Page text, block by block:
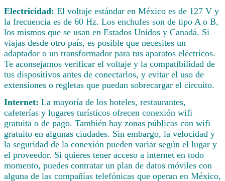
Electricidad: El voltaje estándar en México es de 127 V y
la frecuencia es de 60 Hz. Los enchufes son de tipo A o B,
los mismos que se usan en Estados Unidos y Canadá. Si
viajas desde otro país, es posible que necesites un
adaptador o un transformador para tus aparatos eléctricos.
Te aconsejamos verificar el voltaje y la compatibilidad de
tus dispositivos antes de conectarlos, y evitar el uso de
extensiones o regletas que puedan sobrecargar el circuito.
Internet: La mayoría de los hoteles, restaurantes,
cafeterías y lugares turísticos ofrecen conexión wifi
gratuita o de pago. También hay zonas públicas con wifi
gratuito en algunas ciudades. Sin embargo, la velocidad y
la seguridad de la conexión pueden variar según el lugar y
el proveedor. Si quieres tener acceso a internet en todo
momento, puedes contratar un plan de datos móviles con
alguna de las compañías telefónicas que operan en México,